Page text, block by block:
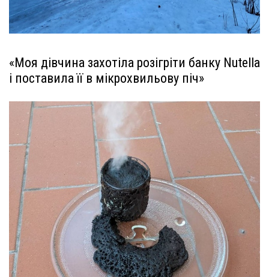
«Моя дівчина захотіла розігріти банку Nutella
і поставила її в мікрохвильову піч»